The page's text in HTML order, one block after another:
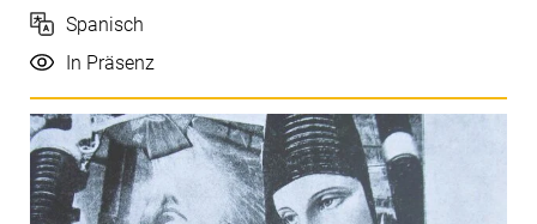
Sprache
Spanisch
Durchführung
In Präsenz